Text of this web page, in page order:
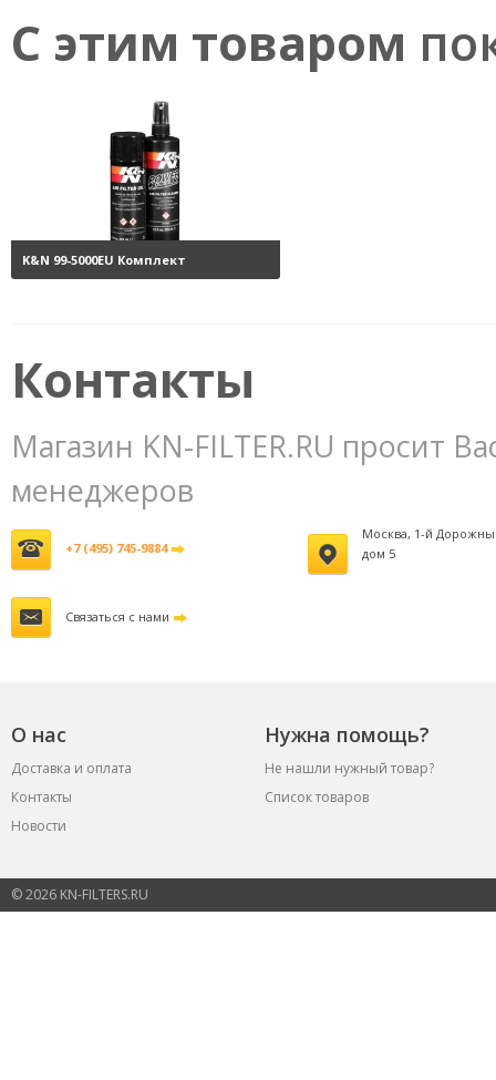
С этим товаром
K&N 99-5000EU Комплект
Контакты
Магазин KN-FILTER.RU просит
менеджеров
+7 (495) 745-9884
Москва, 1-й
дом 5
Связаться с нами
О нас Нужна помощь?
Доставка и оплата
Не нашли нужный товар?
Контакты
Список товаров
Новости
© 2026 KN-FILTERS.RU